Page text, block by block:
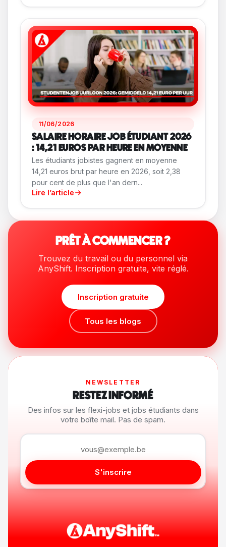
11/06/2026
SALAIRE HORAIRE JOB ÉTUDIANT 2026
: 14,21 EUROS PAR HEURE EN MOYENNE
Les étudiants jobistes gagnent en moyenne
14,21 euros brut par heure en 2026, soit 2,38
pour cent de plus que l'an dern...
Lire l’article
PRÊT À COMMENCER ?
Trouvez du travail ou du personnel via
AnyShift. Inscription gratuite, vite réglé.
Inscription gratuite
Tous les blogs
NEWSLETTER
RESTEZ INFORMÉ
Des infos sur les flexi-jobs et jobs étudiants dans
votre boîte mail. Pas de spam.
S'inscrire